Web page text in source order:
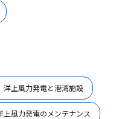
洋上風力発電と港湾施設
上風力発電のメンテナンス